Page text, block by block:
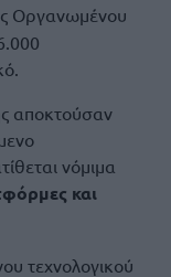
Οργανωμένου
αποκτούσαν
νόμιμα
και
τεχνολογικού